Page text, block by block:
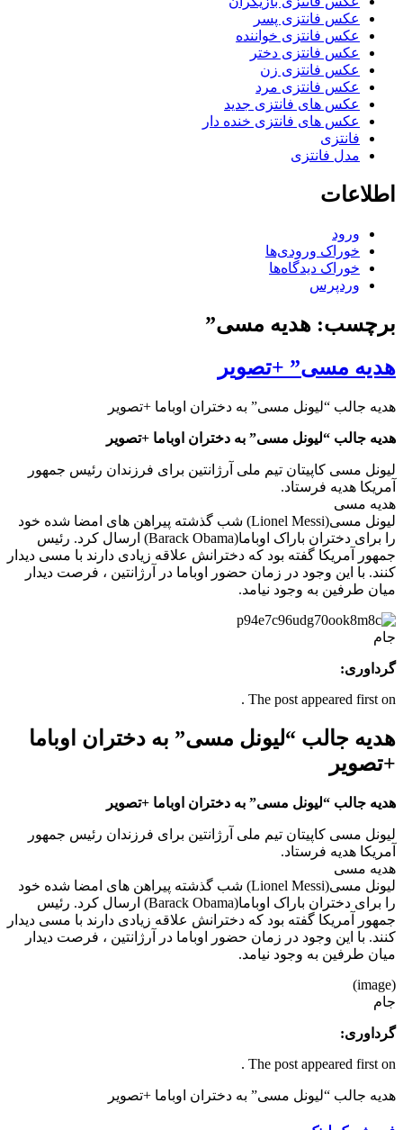
عکس فانتزی پسر
عکس فانتزی خواننده
عکس فانتزی دختر
عکس فانتزی زن
عکس فانتزی مرد
عکس های فانتزی جدید
عکس های فانتزی خنده دار
فانتزی
مدل فانتزی
اطلاعات
ورود
خوراک ورودی‌ها
خوراک دیدگاه‌ها
وردپرس
برچسب: هدیه مسی”
هدیه مسی” +تصویر
هدیه جالب “لیونل مسی” به دختران اوباما +تصویر
هدیه جالب “لیونل مسی” به دختران اوباما +تصویر
لیونل مسی کاپیتان تیم ملی آرژانتین برای فرزندان رئیس جمهور
آمریکا هدیه فرستاد.
هدیه مسی
لیونل مسی(Lionel Messi) شب گذشته پیراهن های امضا شده خود
را برای دختران باراک اوباما(Barack Obama) ارسال کرد. رئیس
جمهور آمریکا گفته بود که دخترانش علاقه زیادی دارند با مسی دیدار
کنند. با این وجود در زمان حضور اوباما در آرژانتین ، فرصت دیدار
میان طرفین به وجود نیامد.
جام
گرداوری:
The post appeared first on .
هدیه جالب “لیونل مسی” به دختران اوباما
+تصویر
هدیه جالب “لیونل مسی” به دختران اوباما +تصویر
لیونل مسی کاپیتان تیم ملی آرژانتین برای فرزندان رئیس جمهور
آمریکا هدیه فرستاد.
هدیه مسی
لیونل مسی(Lionel Messi) شب گذشته پیراهن های امضا شده خود
را برای دختران باراک اوباما(Barack Obama) ارسال کرد. رئیس
جمهور آمریکا گفته بود که دخترانش علاقه زیادی دارند با مسی دیدار
کنند. با این وجود در زمان حضور اوباما در آرژانتین ، فرصت دیدار
میان طرفین به وجود نیامد.
(image)
جام
گرداوری:
The post appeared first on .
هدیه جالب “لیونل مسی” به دختران اوباما +تصویر